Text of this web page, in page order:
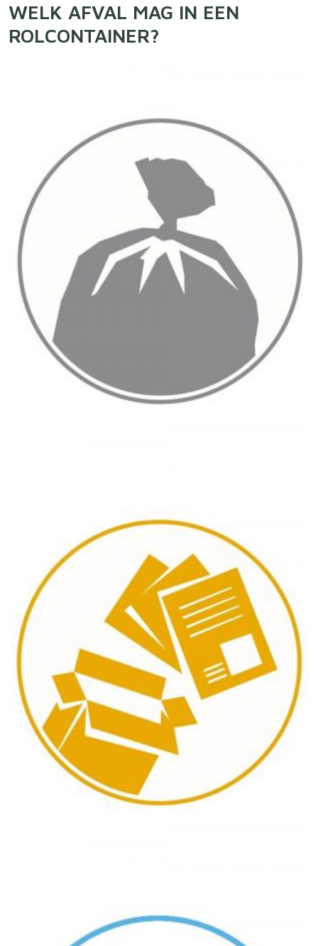
WELK AFVAL MAG IN EEN
ROLCONTAINER?